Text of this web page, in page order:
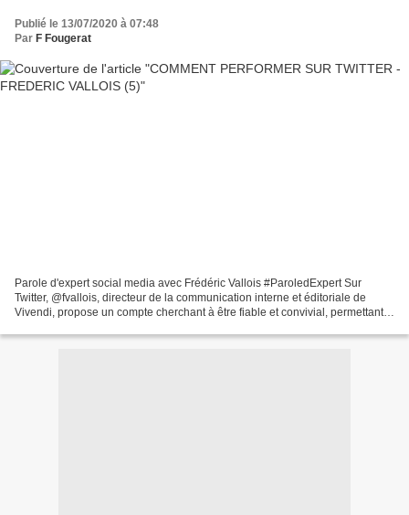
Publié le 13/07/2020 à 07:48
Par F Fougerat
Parole d'expert social media avec Frédéric Vallois #ParoledExpert Sur
Twitter, @fvallois, directeur de la communication interne et éditoriale de
Vivendi, propose un compte cherchant à être fiable et convivial, permettant